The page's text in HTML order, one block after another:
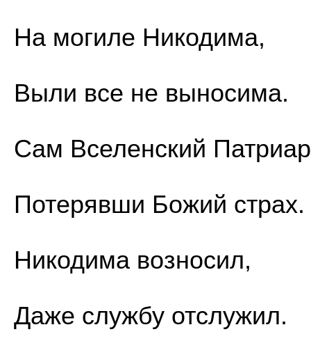
На могиле Никодима,
Выли все не выносима.
Сам Вселенский
Потерявши Божий страх.
Никодима возносил,
Даже службу отслужил.